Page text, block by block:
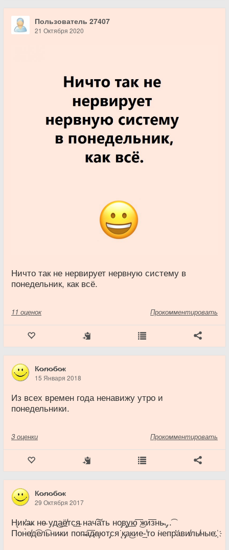
Пользователь 27407
21 Октября 2020
Ничто так не нервирует нервную систему в
понедельник, как всё.
11 оценок Прокомментировать
К̷о̷л̷о̷б̷о̷к
15 Января 2018
Из всех времен года ненавижу утро и
понедельники.
3 оценки Прокомментировать
К̷о̷л̷о̷б̷о̷к
29 Октября 2017
Н̨ик̕а̶к не̴ уд͜а͟ё̸тс͟я̵ нач͠ать но̡в̡у͟ю͞ ͜жи͞зн͏ь̴.̡..͡
Пон̀е̸д͡ел͡ьни̵ки поп̶а͞д̷а̧ют̡с͏я͘ ̨к̡а͜кие͢-̛то ͘непр̕а́ви̸ль̸ные.҉